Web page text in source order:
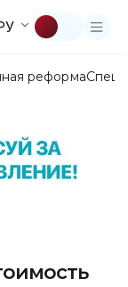
реформа